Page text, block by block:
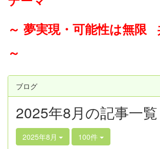
～ 夢実現・可能性は無限
～
ブログ
2025年8月の記事一覧
2025年8月 100件